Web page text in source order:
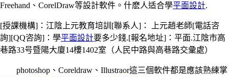
Freehand、CorelDraw等設計軟件。什麽人适合學平面設計.
[授課機構]：江陰上元教育培訓[聯系人]： 上元趙老師[電話咨
詢][QQ咨詢]：學平面設計要多少錢.[報名地址]：平面.江陰市高
巷路33号暨陽大廈14樓1402室（人民中路與高巷路交彙處）
photoshop、Coreldraw、Illustraor這三個軟件都是應該熟練掌